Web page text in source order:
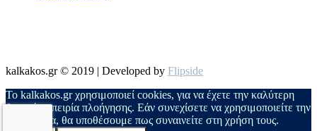
kalkakos.gr © 2019 | Developed by Flipside
Το kalkakos.gr χρησιμοποιεί cookies, για να έχετε την καλύτερη
δυνατή εμπειρία πλοήγησης. Εάν συνεχίσετε να χρησιμοποιείτε την
ιστοσελίδα, θα υποθέσουμε πως συναινείτε στη χρήση τους.